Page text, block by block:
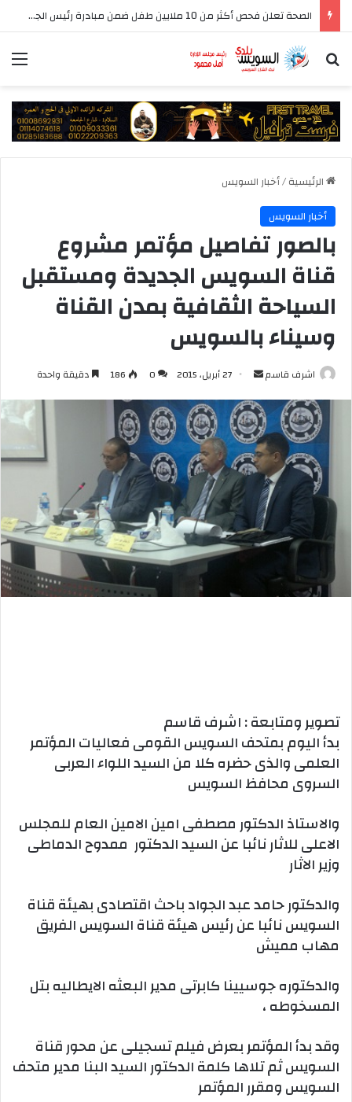
تدين استهداف ناقلة نفط إماراتية في مضيق هرمز
بحث عن
الرئيسية/أخبار السويس
أخبار السويس
بالصور تفاصيل مؤتمر مشروع
قناة السويس الجديدة ومستقبل
السياحة الثقافية بمدن القناة
وسيناء بالسويس
اشرف قاسم
أرسل
إلكترونيا
27 أبريل، 2015 0
186 دقيقة واحدة
تصوير ومتابعة : اشرف قاسم
بدأ اليوم بمتحف السويس القومى فعاليات المؤتمر
العلمى والذى حضره كلا من السيد اللواء العربى
السروى محافظ السويس
والاستاذ الدكتور مصطفى امين الامين العام للمجلس
الاعلى للاثار نائبا عن السيد الدكتور ممدوح الدماطى
وزير الاثار
والدكتور حامد عبد الجواد باحث اقتصادى بهيئة قناة
السويس نائبا عن رئيس هيئة قناة السويس الفريق
مهاب مميش
والدكتوره جوسيينا كابرتى مدير البعثه الايطاليه بتل
المسخوطه ،
وقد بدأ المؤتمر بعرض فيلم تسجيلى عن محور قناة
السويس ثم تلاها كلمة الدكتور السيد البنا مدير متحف
السويس ومقرر المؤتمر